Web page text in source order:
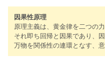
因果性原理
原理主義は、黄金律を二つの
それ即ち回帰と因果であり、
万物を関係性の連環となす、